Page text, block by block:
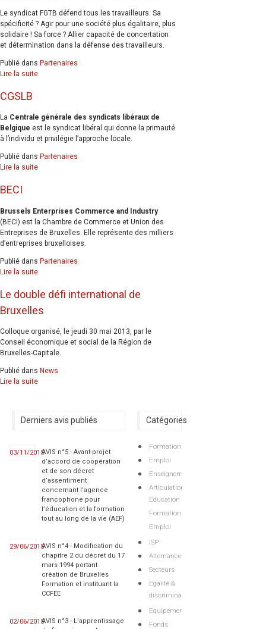
Le syndicat FGTB défend tous les travailleurs. Sa
spécificité ? Agir pour une société plus égalitaire, plus
solidaire ! Sa force ? Allier capacité de concertation
et détermination dans la défense des travailleurs.
Publié dans Partenaires
Lire la suite
CGSLB
La Centrale générale des syndicats libéraux de
Belgique est le syndicat libéral qui donne la primauté
à l’individu et privilégie l’approche locale.
Publié dans Partenaires
Lire la suite
BECI
Brussels Enterprises Commerce and Industry
(BECI) est la Chambre de Commerce et Union des
Entreprises de Bruxelles. Elle représente des milliers
d’entreprises bruxelloises.
Publié dans Partenaires
Lire la suite
Le double défi international de
Bruxelles
Colloque organisé, le jeudi 30 mai 2013, par le
Conseil économique et social de la Région de
Bruxelles-Capitale.
Publié dans News
Lire la suite
Derniers avis publiés
03/11/2015AVIS n°5 - Avant-projet
d’accord de coopération
et de son décret
d’assentiment
concernant l’agence
francophone pour
l’éducation et la formation
tout au long de la vie (AEF)
29/06/2015AVIS n°4 - Modification du
chapitre 2 du décret du 17
mars 1994 portant
création de Bruxelles
Formation et instituant la
CCFEE
02/06/2015AVIS n°3 - L’apprentissage
Catégories
Formation
Emploi
Enseignement
Articulations
Education
Formation
Emploi
ISP
Alternance
Secteurs
Egalité &
discriminations
Equipements
Fonds